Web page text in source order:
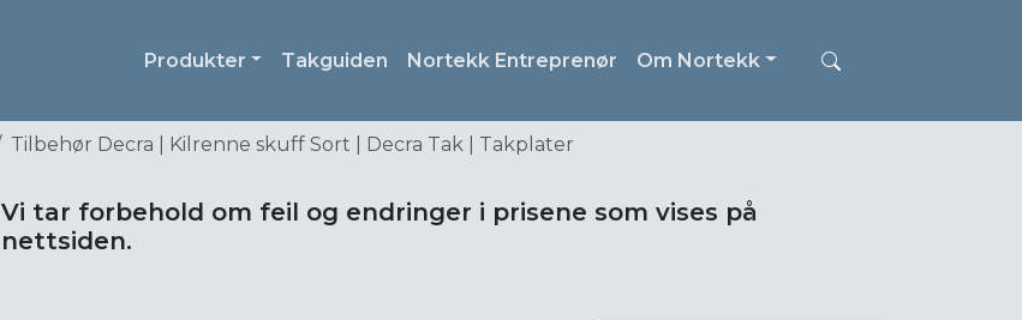
Produkter Takguiden Nortekk Entreprenør Om Nortekk
Tilbehør Decra | Kilrenne skuff Sort | Decra Tak | Takplater
Vi tar forbehold om feil og endringer i prisene som vises på
nettsiden.